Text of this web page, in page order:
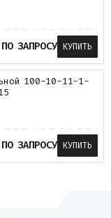
ПО ЗАПРОСУ КУПИТЬ
100-10-11-1-
ПО ЗАПРОСУ КУПИТЬ